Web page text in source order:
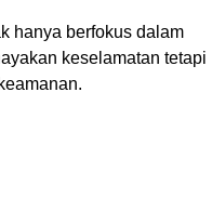
hanya berfokus dalam
keselamatan tetapi